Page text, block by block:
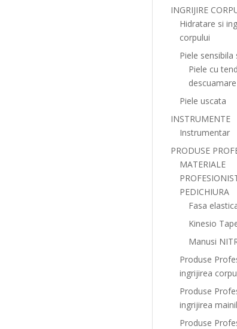
INGRIJIRE
Hidratare si
corpului
Piele sensibila
Piele cu
descuamare
Piele uscata
INSTRUMENTE
Instrumentar
PRODUSE
MATERIALE
PEDICHIURA
Fasa
Kinesio
Manusi
Produse
ingrijirea
Produse
ingrijirea
Produse